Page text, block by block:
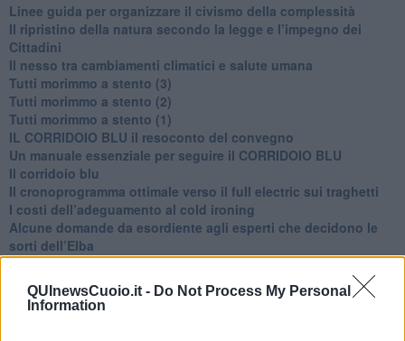
QUInewsCuoio.it - Do Not Process My Personal
Information
​Linee guida per organizzare il civismo della complessità
​Il ripristino della natura secondo la legge e l’impegno dei
Cittadini
Il nesso tra cambiamenti climatici e salute umana
Tutti morimmo a stento (3)
Tutti morimmo a stento (2)
​Tutti morimmo a stento (1)
IL CORRIDOIO BLU il resoconto del convegno
Un manuale essenziale per seguire il CORRIDOIO BLU
Il corridoio blu
​Il cronoprogramma ottimale verso il full electric sui traghetti
​I costi dell’adeguamento al cold ironing
Alcune domande da esordiente agli esperti che decidono le
sorti dell’Elba
Verso il full electric a gestione pubblica dei traghetti​
​La Scienza dei Cittadini e i Cittadini per l’Aria
Trump e le sue guerre contro i deboli e contro la terra